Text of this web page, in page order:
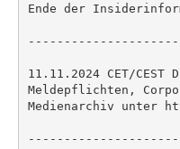
Ende der
11.11.2024 CET/
Meldepflichten,
Medienarchiv unter